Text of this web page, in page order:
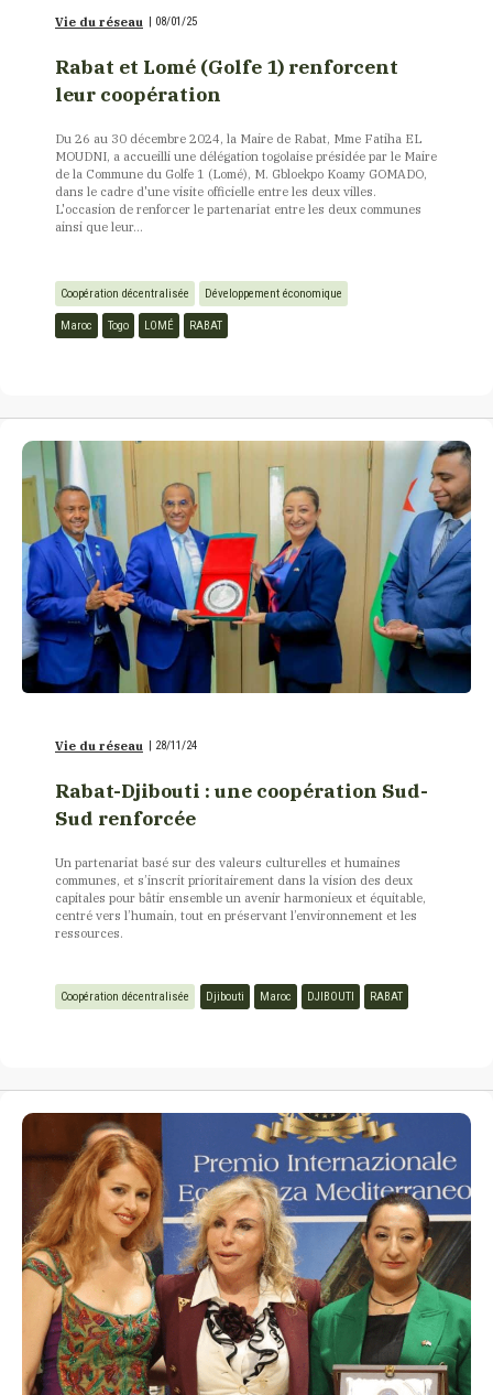
Vie du réseau 08/01/25
Rabat et Lomé (Golfe 1) renforcent
leur coopération
Du 26 au 30 décembre 2024, la Maire de Rabat, Mme Fatiha EL
MOUDNI, a accueilli une délégation togolaise présidée par le Maire
de la Commune du Golfe 1 (Lomé), M. Gbloekpo Koamy GOMADO,
dans le cadre d'une visite officielle entre les deux villes.
L'occasion de renforcer le partenariat entre les deux communes
ainsi que leur...
Coopération décentralisée Développement économique
Maroc Togo LOMÉ RABAT
Vie du réseau 28/11/24
Rabat-Djibouti : une coopération Sud-
Sud renforcée
Un partenariat basé sur des valeurs culturelles et humaines
communes, et s’inscrit prioritairement dans la vision des deux
capitales pour bâtir ensemble un avenir harmonieux et équitable,
centré vers l’humain, tout en préservant l’environnement et les
ressources.
Coopération décentralisée Djibouti Maroc DJIBOUTI RABAT